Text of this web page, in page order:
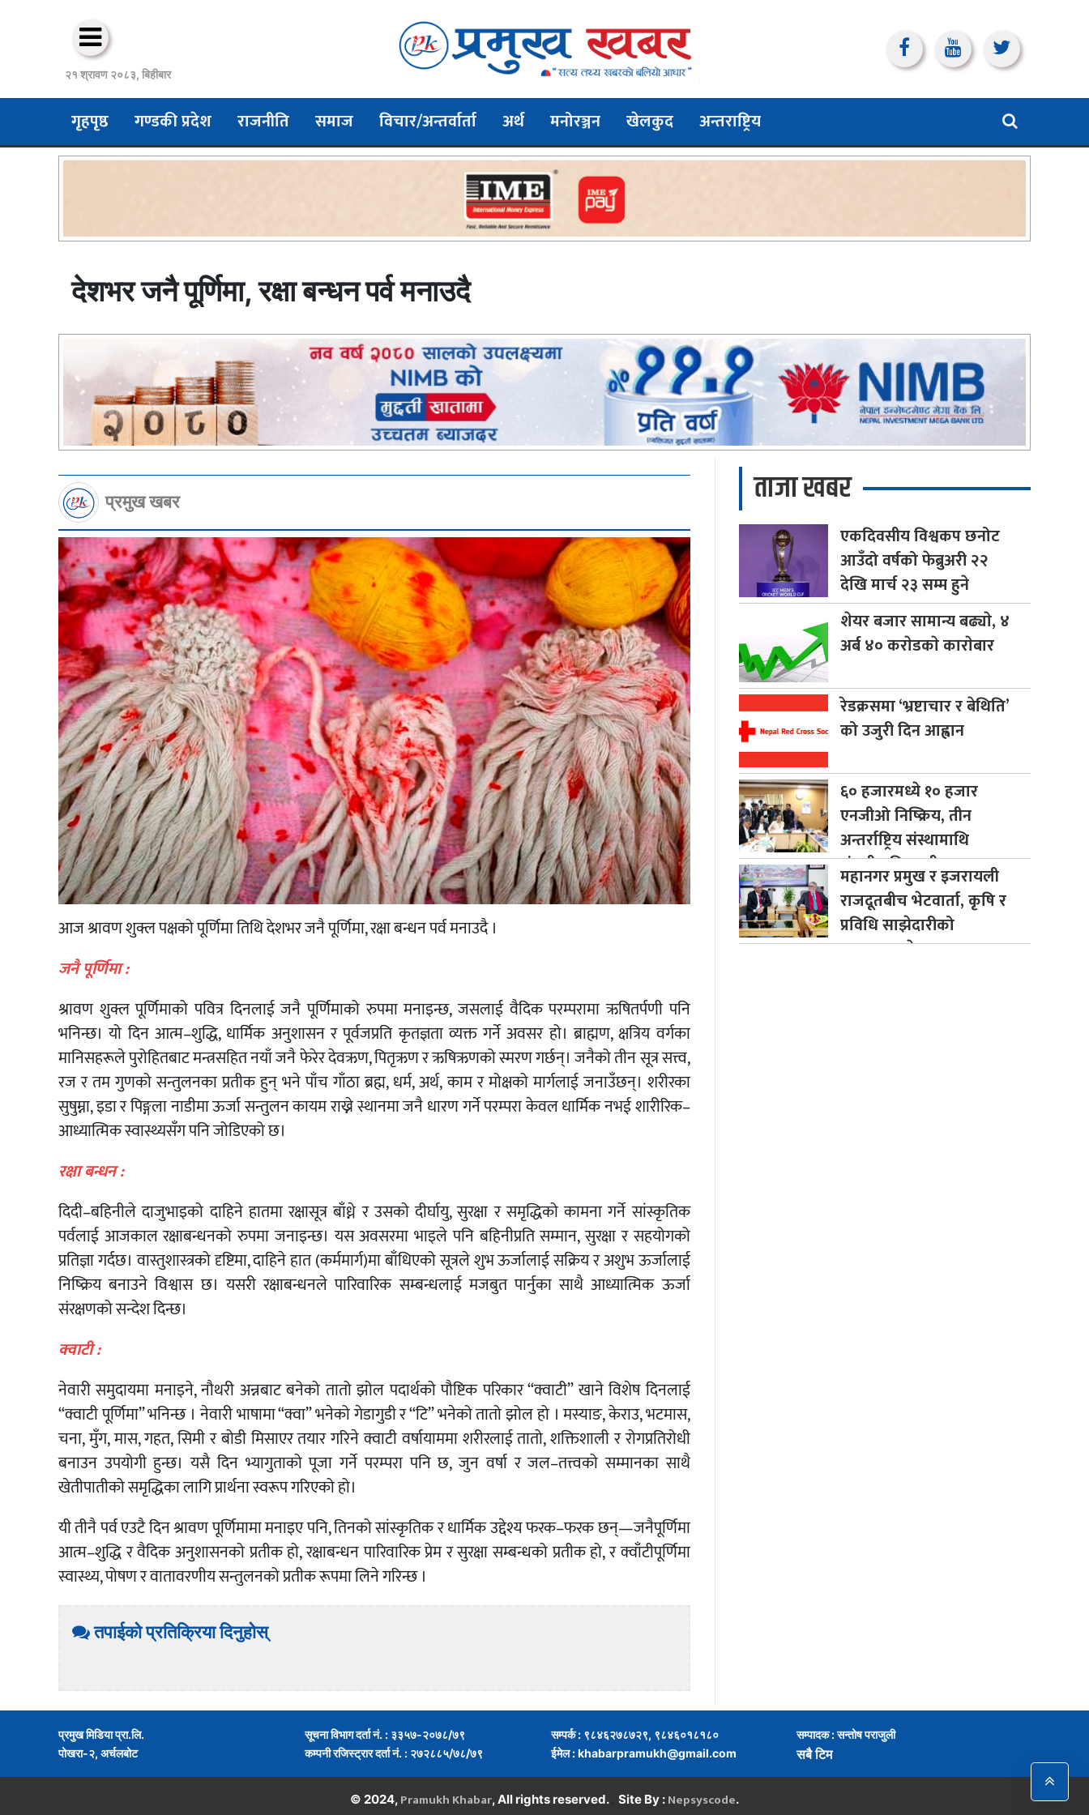
२१ श्रावण २०८३, बिहीबार
गृहपृष्ठ गण्डकी प्रदेश राजनीति समाज विचार/अन्तर्वार्ता अर्थ मनोरञ्जन खेलकुद अन्तराष्ट्रिय
देशभर जनै पूर्णिमा, रक्षा बन्धन पर्व मनाउदै
प्रमुख खबर
आज श्रावण शुक्ल पक्षको पूर्णिमा तिथि देशभर जनै पूर्णिमा, रक्षा बन्धन पर्व मनाउदै ।
जनै पूर्णिमा :
श्रावण शुक्ल पूर्णिमाको पवित्र दिनलाई जनै पूर्णिमाको रुपमा मनाइन्छ, जसलाई वैदिक परम्परामा ऋषितर्पणी पनि
भनिन्छ। यो दिन आत्म–शुद्धि, धार्मिक अनुशासन र पूर्वजप्रति कृतज्ञता व्यक्त गर्ने अवसर हो। ब्राह्मण, क्षत्रिय वर्गका
मानिसहरूले पुरोहितबाट मन्त्रसहित नयाँ जनै फेरेर देवऋण, पितृऋण र ऋषिऋणको स्मरण गर्छन्। जनैको तीन सूत्र सत्त्व,
रज र तम गुणको सन्तुलनका प्रतीक हुन् भने पाँच गाँठा ब्रह्म, धर्म, अर्थ, काम र मोक्षको मार्गलाई जनाउँछन्। शरीरका
सुषुम्ना, इडा र पिङ्गला नाडीमा ऊर्जा सन्तुलन कायम राख्ने स्थानमा जनै धारण गर्ने परम्परा केवल धार्मिक नभई शारीरिक–
आध्यात्मिक स्वास्थ्यसँग पनि जोडिएको छ।
रक्षा बन्धन :
दिदी–बहिनीले दाजुभाइको दाहिने हातमा रक्षासूत्र बाँध्ने र उसको दीर्घायु, सुरक्षा र समृद्धिको कामना गर्ने सांस्कृतिक
पर्वलाई आजकाल रक्षाबन्धनको रुपमा जनाइन्छ। यस अवसरमा भाइले पनि बहिनीप्रति सम्मान, सुरक्षा र सहयोगको
प्रतिज्ञा गर्दछ। वास्तुशास्त्रको दृष्टिमा, दाहिने हात (कर्ममार्ग)मा बाँधिएको सूत्रले शुभ ऊर्जालाई सक्रिय र अशुभ ऊर्जालाई
निष्क्रिय बनाउने विश्वास छ। यसरी रक्षाबन्धनले पारिवारिक सम्बन्धलाई मजबुत पार्नुका साथै आध्यात्मिक ऊर्जा
संरक्षणको सन्देश दिन्छ।
क्वाटी :
नेवारी समुदायमा मनाइने, नौथरी अन्नबाट बनेको तातो झोल पदार्थको पौष्टिक परिकार “क्वाटी” खाने विशेष दिनलाई
“क्वाटी पूर्णिमा” भनिन्छ । नेवारी भाषामा “क्वा” भनेको गेडागुडी र “टि” भनेको तातो झोल हो । मस्याङ, केराउ, भटमास,
चना, मुँग, मास, गहत, सिमी र बोडी मिसाएर तयार गरिने क्वाटी वर्षायाममा शरीरलाई तातो, शक्तिशाली र रोगप्रतिरोधी
बनाउन उपयोगी हुन्छ। यसै दिन भ्यागुताको पूजा गर्ने परम्परा पनि छ, जुन वर्षा र जल–तत्त्वको सम्मानका साथै
खेतीपातीको समृद्धिका लागि प्रार्थना स्वरूप गरिएको हो।
यी तीनै पर्व एउटै दिन श्रावण पूर्णिमामा मनाइए पनि, तिनको सांस्कृतिक र धार्मिक उद्देश्य फरक–फरक छन्—जनैपूर्णिमा
आत्म–शुद्धि र वैदिक अनुशासनको प्रतीक हो, रक्षाबन्धन पारिवारिक प्रेम र सुरक्षा सम्बन्धको प्रतीक हो, र क्वाँटीपूर्णिमा
स्वास्थ्य, पोषण र वातावरणीय सन्तुलनको प्रतीक रूपमा लिने गरिन्छ ।
तपाईको प्रतिक्रिया दिनुहोस्
ताजा खबर
एकदिवसीयविश्वकप छनोट
आउँदो वर्षको फेब्रुअरी २२
देखि मार्च २३ सम्म हुने
शेयरबजार सामान्य बढ्याे, ४
अर्ब ४० कराेडकाे काराेबार
रेडक्रसमा‘भ्रष्टाचार र बेथिति’
को उजुरी दिन आह्वान
६०हजारमध्ये १० हजार
एनजीओ निष्क्रिय, तीन
अन्तर्राष्ट्रिय संस्थामाथि
संसदीय निगरानी
महानगरप्रमुख र इजरायली
राजदूतबीच भेटवार्ता, कृषि र
प्रविधि साझेदारीको
सम्भावनाबारे छलफल
प्रमुख मिडिया प्रा.लि.
पोखरा-२, अर्चलबोट
सूचना विभाग दर्ता नं. : ३३५७-२०७८/७९
कम्पनी रजिस्ट्रार दर्ता नं. : २७२८८५/७८/७९
सम्पर्क : ९८४६२७८७२९, ९८४६०१८१८०
ईमेल :khabarpramukh@gmail.com
सम्पादक : सन्तोष पराजुली
सबै टिम
© 2024, Pramukh Khabar, All rights reserved. Site By : Nepsyscode.